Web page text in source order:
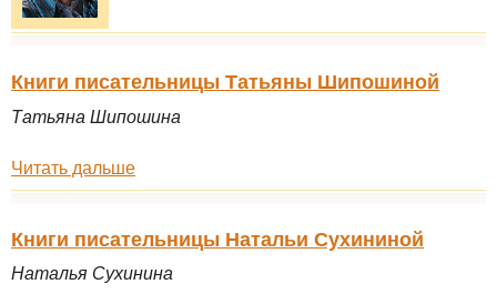
Книги писательницы Татьяны Шипошиной
Татьяна Шипошина
Читать дальше
Книги писательницы Натальи Сухининой
Наталья Сухинина